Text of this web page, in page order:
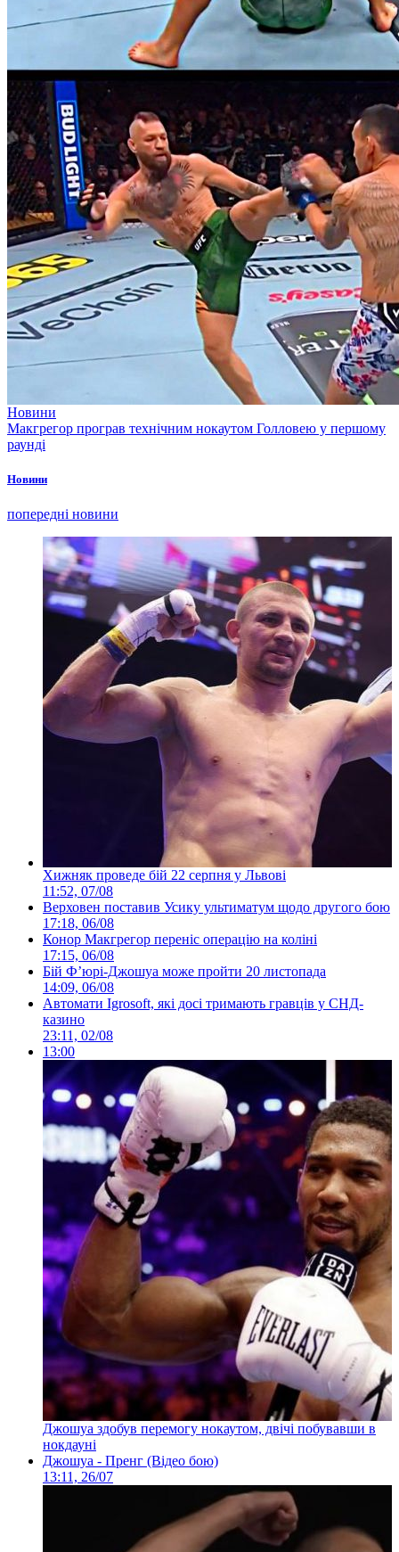
Новини
Макгрегор програв технічним нокаутом Голловею у першому
раунді
Новини
попередні новини
Хижняк проведе бій 22 серпня у Львові
11:52, 07/08
Верховен поставив Усику ультиматум щодо другого бою
17:18, 06/08
Конор Макгрегор переніс операцію на коліні
17:15, 06/08
Бій Ф’юрі-Джошуа може пройти 20 листопада
14:09, 06/08
Автомати Igrosoft, які досі тримають гравців у СНД-
казино
23:11, 02/08
13:00
Джошуа здобув перемогу нокаутом, двічі побувавши в
нокдауні
Джошуа - Пренг (Відео бою)
13:11, 26/07